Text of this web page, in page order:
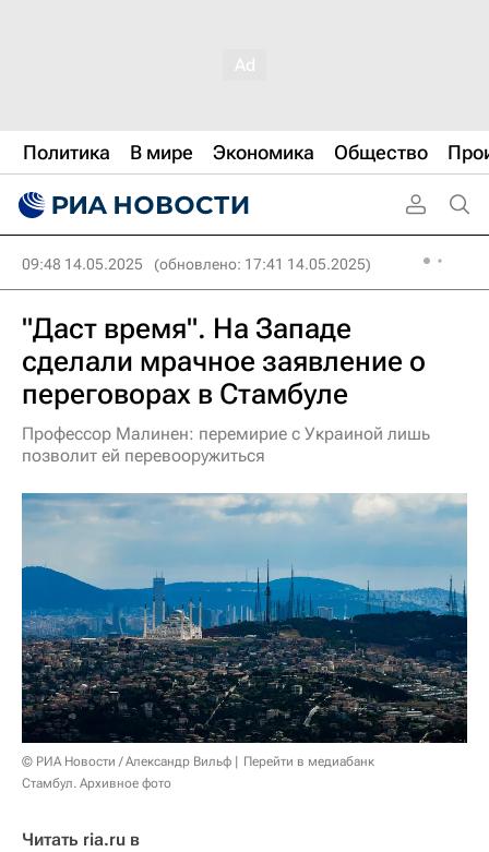
Политика В мире Экономика Общество
09:48 14.05.2025 (обновлено: 17:41 14.05.2025)
"Даст время". На Западе
сделали мрачное заявление о
переговорах в Стамбуле
Профессор Малинен: перемирие с Украиной лишь
позволит ей перевооружиться
© РИА Новости / Александр Вильф
Перейти в медиабанк
Стамбул. Архивное фото
Читать ria.ru в